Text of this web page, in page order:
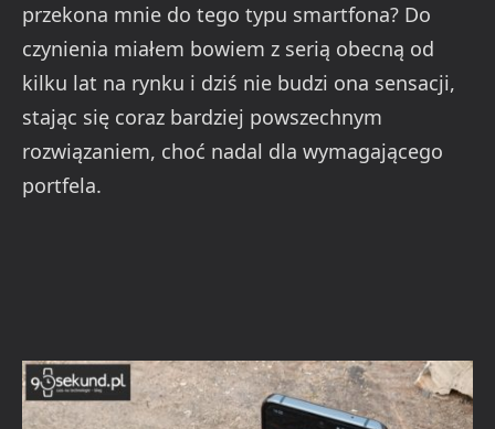
przekona mnie do tego typu smartfona? Do
czynienia miałem bowiem z serią obecną od
kilku lat na rynku i dziś nie budzi ona sensacji,
stając się coraz bardziej powszechnym
rozwiązaniem, choć nadal dla wymagającego
portfela.